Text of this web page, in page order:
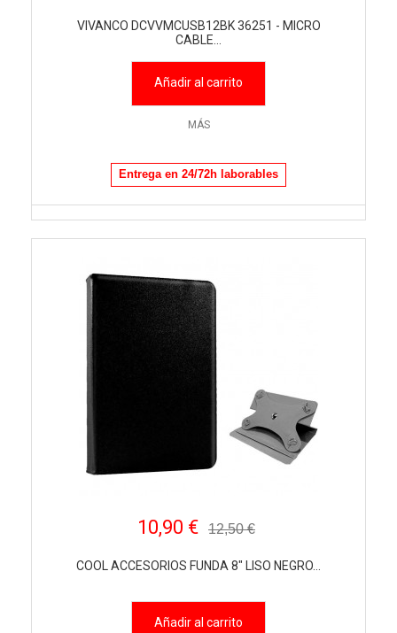
VIVANCO DCVVMCUSB12BK 36251 - MICRO
CABLE...
Añadir al carrito
MÁS
Entrega en 24/72h laborables
10,90 € 12,50 €
COOL ACCESORIOS FUNDA 8" LISO NEGRO...
Añadir al carrito